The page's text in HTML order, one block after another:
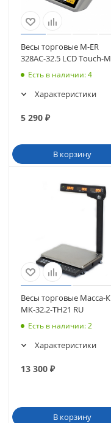
Весы торговые M-ER
328AC-32.5 LCD Touch-M
Есть в наличии: 4
Характеристики
5 290 ₽
В корзину
Весы торговые Масса-К
МК-32.2-ТН21 RU
Есть в наличии: 2
Характеристики
13 300 ₽
В корзину